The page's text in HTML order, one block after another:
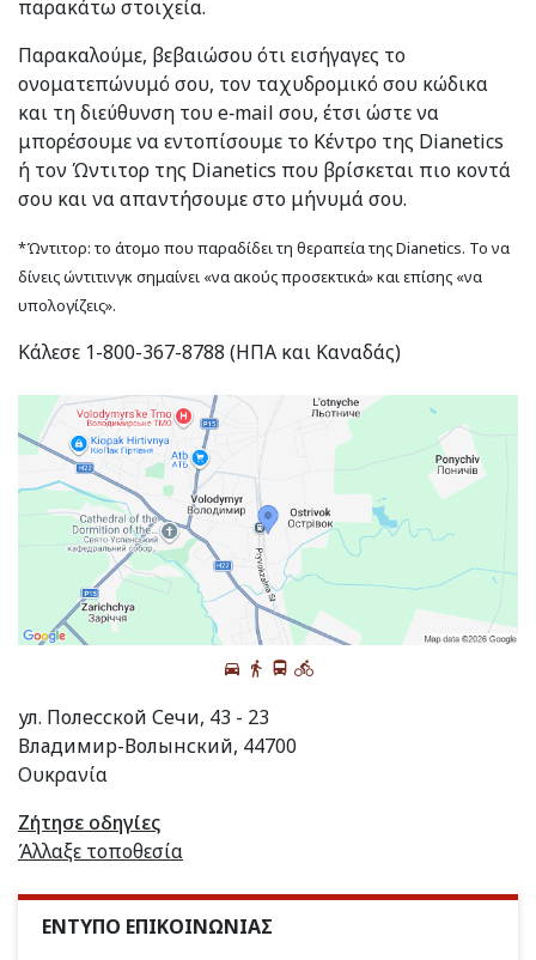
παρακάτω στοιχεία.
Παρακαλούμε, βεβαιώσου ότι εισήγαγες το
ονοματεπώνυμό σου, τον ταχυδρομικό σου κώδικα
και τη διεύθυνση του e‑mail σου, έτσι ώστε να
μπορέσουμε να εντοπίσουμε το Κέντρο της Dianetics
ή τον Ώντιτορ της Dianetics που βρίσκεται πιο κοντά
σου και να απαντήσουμε στο μήνυμά σου.
*Ώντιτορ: το άτομο που παραδίδει τη θεραπεία της Dianetics. Το να
δίνεις ώντιτινγκ σημαίνει «να ακούς προσεκτικά» και επίσης «να
υπολογίζεις».
Κάλεσε 1-800-367-8788 (ΗΠΑ και Καναδάς)
ул. Полесской Сечи, 43 - 23
Владимир-Волынский, 44700
Ουκρανία
Ζήτησε οδηγίες
Άλλαξε τοποθεσία
ΕΝΤΥΠΟ ΕΠΙΚΟΙΝΩΝΙΑΣ